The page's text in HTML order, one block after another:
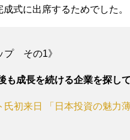
式に出席するためでした。
プ その1》
も成長を続ける企業を探し
氏初来日 「日本投資の魅力